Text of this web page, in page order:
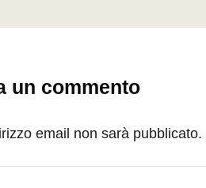
un commento
email non sarà pubblicato.